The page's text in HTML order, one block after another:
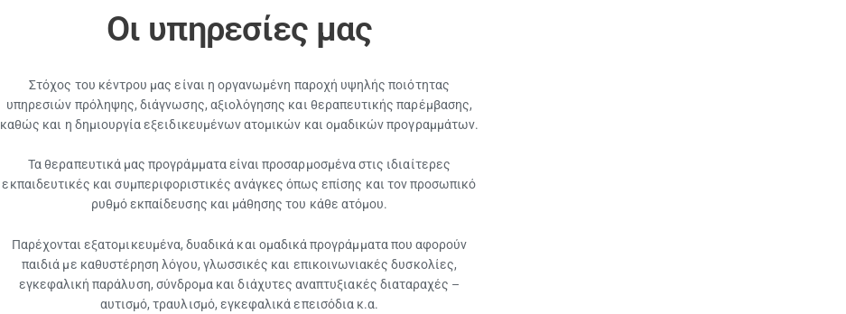
ΕΠΙΚΟΙΝΩΝΙΑ
Οι υπηρεσίες μας
Στόχος του κέντρου μας είναι η οργανωμένη παροχή υψηλής ποιότητας
υπηρεσιών πρόληψης, διάγνωσης, αξιολόγησης και θεραπευτικής παρέμβασης,
καθώς και η δημιουργία εξειδικευμένων ατομικών και ομαδικών προγραμμάτων.
Τα θεραπευτικά μας προγράμματα είναι προσαρμοσμένα στις ιδιαίτερες
εκπαιδευτικές και συμπεριφοριστικές ανάγκες όπως επίσης και τον προσωπικό
ρυθμό εκπαίδευσης και μάθησης του κάθε ατόμου.
Παρέχονται εξατομικευμένα, δυαδικά και ομαδικά προγράμματα που αφορούν
παιδιά με καθυστέρηση λόγου, γλωσσικές και επικοινωνιακές δυσκολίες,
εγκεφαλική παράλυση, σύνδρομα και διάχυτες αναπτυξιακές διαταραχές –
αυτισμό, τραυλισμό, εγκεφαλικά επεισόδια κ.α.